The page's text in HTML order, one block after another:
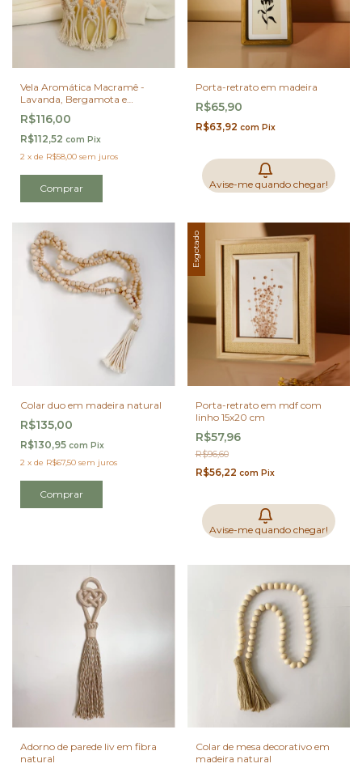
Vela Aromática Macramê -
Lavanda, Bergamota e
Bamboo 250g
R$116,00
R$112,52 com Pix
2 x de R$58,00 sem juros
Comprar
Porta-retrato em madeira
R$65,90
R$63,92 com Pix
Avise-me quando chegar!
Colar duo em madeira natural
R$135,00
R$130,95 com Pix
2 x de R$67,50 sem juros
Esgotado
Porta-retrato em mdf com
linho 15x20 cm
R$57,96
R$96,60
R$56,22 com Pix
Avise-me quando chegar!
Adorno de parede liv em fibra
natural
Colar de mesa decorativo em
madeira natural